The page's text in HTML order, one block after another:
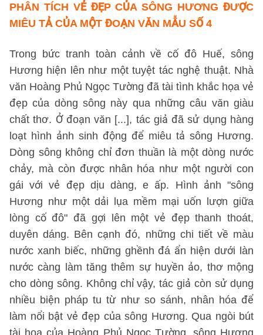
PHÂN TÍCH VẺ ĐẸP CỦA SÔNG HƯƠNG ĐƯỢC
MIÊU TẢ CỦA MỘT ĐOẠN VĂN MẪU SỐ 4
Trong bức tranh toàn cảnh về cố đô Huế, sông
Hương hiện lên như một tuyệt tác nghệ thuật. Nhà
văn Hoàng Phủ Ngọc Tường đã tài tình khắc họa vẻ
đẹp của dòng sông này qua những câu văn giàu
chất thơ. Ở đoạn văn [...], tác giả đã sử dụng hàng
loạt hình ảnh sinh động để miêu tả sông Hương.
Dòng sông không chỉ đơn thuần là một dòng nước
chảy, mà còn được nhân hóa như một người con
gái với vẻ đẹp dịu dàng, e ấp. Hình ảnh "sông
Hương như một dải lụa mềm mại uốn lượn giữa
lòng cố đô" đã gợi lên một vẻ đẹp thanh thoát,
duyên dáng. Bên cạnh đó, những chi tiết về màu
nước xanh biếc, những ghềnh đá ẩn hiện dưới làn
nước càng làm tăng thêm sự huyền ảo, thơ mộng
cho dòng sông. Không chỉ vậy, tác giả còn sử dụng
nhiều biện pháp tu từ như so sánh, nhân hóa để
làm nổi bật vẻ đẹp của sông Hương. Qua ngòi bút
tài hoa của Hoàng Phủ Ngọc Tường, sông Hương